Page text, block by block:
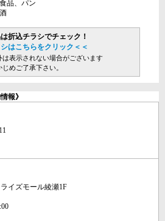
品、パン
折込チラシでチェック！
はこちらをクリック＜＜
表示されない場合がございます
じめご了承下さい。
報》
イズモール綾瀬1F